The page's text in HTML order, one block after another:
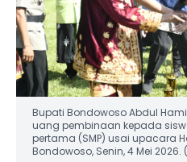
Bupati Bondowoso Abdul
uang pembinaan kepada
pertama (SMP) usai upacara
Bondowoso, Senin, 4 Mei